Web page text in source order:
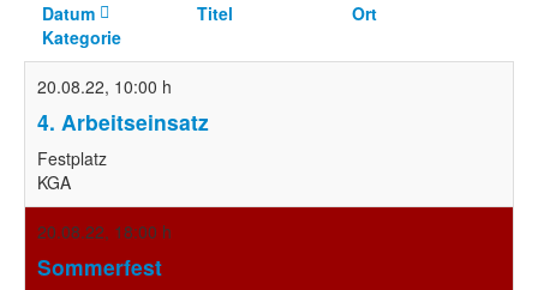
Datum Titel
Ort
Kategorie
20.08.22, 10:00 h
4. Arbeitseinsatz
Festplatz
KGA
20.08.22, 18:00 h
Sommerfest